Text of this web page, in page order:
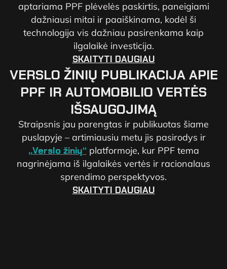
aptariama PPF plėvelės paskirtis, paneigiami
dažniausi mitai ir paaiškinama, kodėl ši
technologija vis dažniau pasirenkama kaip
ilgalaikė investicija.
SKAITYTI DAUGIAU
VERSLO ŽINIŲ PUBLIKACIJA APIE
PPF IR AUTOMOBILIO VERTĖS
IŠSAUGOJIMĄ
Straipsnis jau parengtas ir publikuotas šiame
puslapyje – artimiausiu metu jis pasirodys ir
„Verslo žinių“platformoje, kur PPF tema
nagrinėjama iš ilgalaikės vertės ir racionalaus
sprendimo perspektyvos.
SKAITYTI DAUGIAU